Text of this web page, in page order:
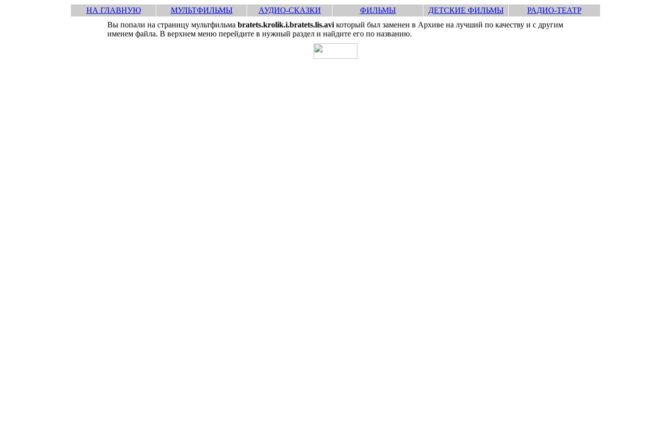
НА ГЛАВНУЮ МУЛЬТФИЛЬМЫ АУДИО-СКАЗКИ ФИЛЬМЫ ДЕТСКИЕ ФИЛЬМЫ
РАДИО-ТЕАТР
Вы попали на страницу мультфильма bratets.krolik.i.bratets.lis.aviкоторый был заменен в Архиве на лучший по качеству и с другим
именем файла. В верхнем меню перейдите в нужный раздел и найдите его по названию.